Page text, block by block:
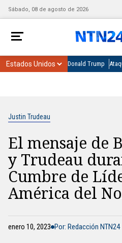
Sábado, 08 de agosto de 2026
Donald Trump
Justin Trudeau
El mensaje de
y Trudeau
Cumbre de
América del
enero 10, 2023 Por: Redacción NTN24